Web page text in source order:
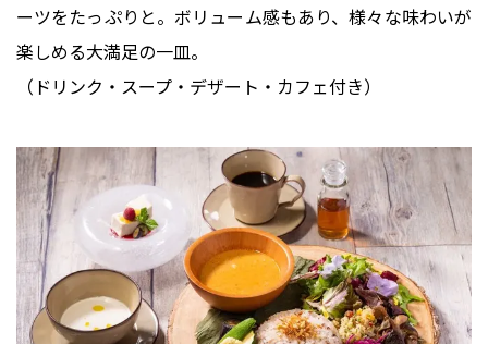
ーツをたっぷりと。ボリューム感もあり、様々な味わいが
楽しめる大満足の一皿。
（ドリンク・スープ・デザート・カフェ付き）